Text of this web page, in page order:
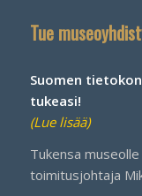
Tue
Suomen
tukeasi!
(Lue lisää)
Tukensa
toimitusjohtaja